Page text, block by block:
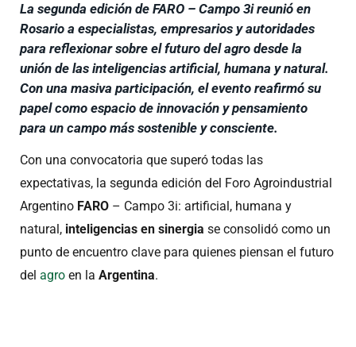
La segunda edición de FARO – Campo 3i reunió en
Rosario a especialistas, empresarios y autoridades
para reflexionar sobre el futuro del agro desde la
unión de las inteligencias artificial, humana y natural.
Con una masiva participación, el evento reafirmó su
papel como espacio de innovación y pensamiento
para un campo más sostenible y consciente.
Con una convocatoria que superó todas las
expectativas, la segunda edición del Foro Agroindustrial
Argentino FARO – Campo 3i: artificial, humana y
natural, inteligencias en sinergia se consolidó como un
punto de encuentro clave para quienes piensan el futuro
del agro en la Argentina.